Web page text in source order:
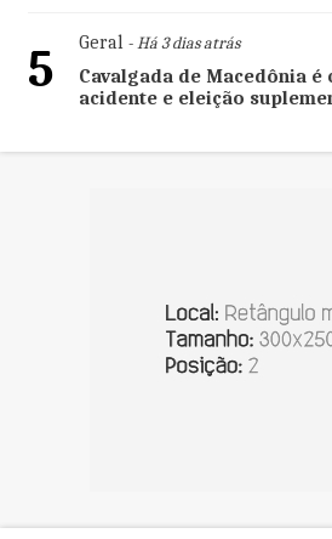
5 Geral- Há 3 dias atrás
Cavalgada de Macedônia é
acidente e eleição